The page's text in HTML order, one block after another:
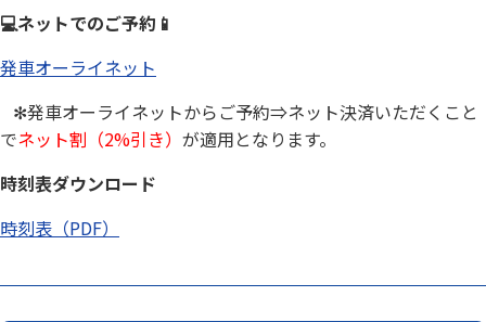
💻ネットでのご予約📱
発車オーライネット
✻発車オーライネットからご予約⇒ネット決済いただくこと
でネット割（2%引き） が適用となります。
時刻表ダウンロード
時刻表（PDF）